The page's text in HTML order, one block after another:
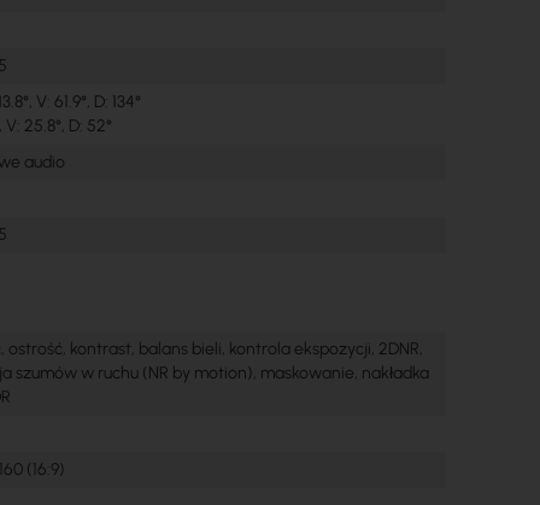
V: 61.9°, D: 134°
25.8°, D: 52°
audio
ostrość, kontrast, balans bieli, kontrola ekspozycji, 2DNR,
szumów w ruchu (NR by motion), maskowanie, nakładka
(16:9)